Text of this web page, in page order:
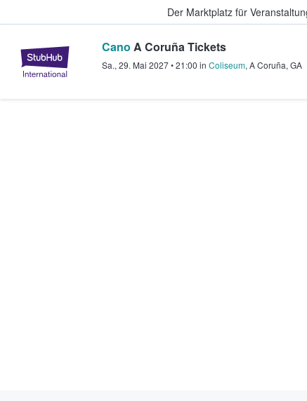
Der Marktplatz für
StubHub - Wo Fans Tickets
Cano A Coruña Tickets
Sa., 29. Mai 2027•21:00 in Coliseum, A Coruña, GA